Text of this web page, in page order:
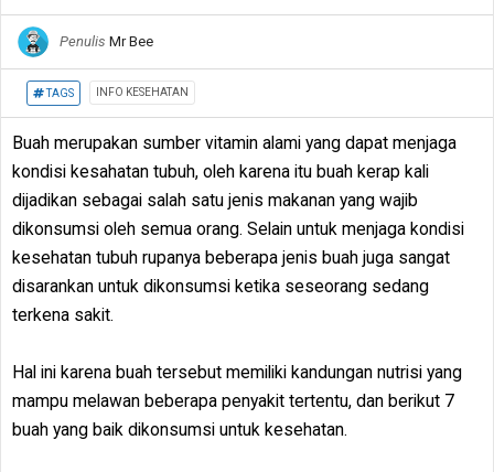
Penulis Mr Bee
TAGS INFO KESEHATAN
Buah merupakan sumber vitamin alami yang dapat menjaga
kondisi kesahatan tubuh, oleh karena itu buah kerap kali
dijadikan sebagai salah satu jenis makanan yang wajib
dikonsumsi oleh semua orang. Selain untuk menjaga kondisi
kesehatan tubuh rupanya beberapa jenis buah juga sangat
disarankan untuk dikonsumsi ketika seseorang sedang
terkena sakit.
Hal ini karena buah tersebut memiliki kandungan nutrisi yang
mampu melawan beberapa penyakit tertentu, dan berikut 7
buah yang baik dikonsumsi untuk kesehatan.